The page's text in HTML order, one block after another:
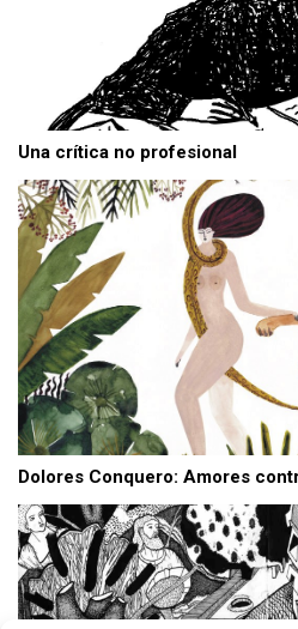
Una crítica no profesional
Dolores Conquero: Amores